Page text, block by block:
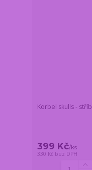
Korbel skulls -
399 Kč/ks
330 Kč bez DPH